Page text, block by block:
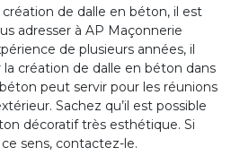
de dalle en béton, il est
adresser à AP Maçonnerie
de plusieurs années, il
création de dalle en béton dans
peut servir pour les réunions
Sachez qu’il est possible
décoratif très esthétique. Si
sens, contactez-le.